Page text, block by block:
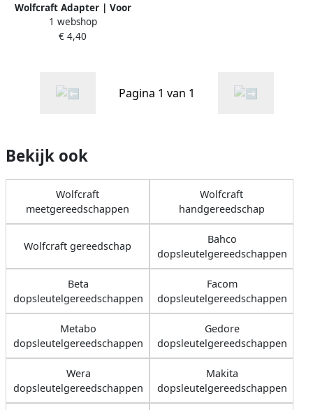
Wolfcraft Adapter | Voor
dopsleutels | 13mm (1 2) |
1 stuk 2414000
1 webshop
€ 4,40
Pagina 1 van 1
Bekijk ook
Wolfcraft
meetgereedschappen
Wolfcraft
handgereedschap
Wolfcraft gereedschap
Bahco
dopsleutelgereedschappen
Beta
dopsleutelgereedschappen
Facom
dopsleutelgereedschappen
Metabo
dopsleutelgereedschappen
Gedore
dopsleutelgereedschappen
Wera
dopsleutelgereedschappen
Makita
dopsleutelgereedschappen